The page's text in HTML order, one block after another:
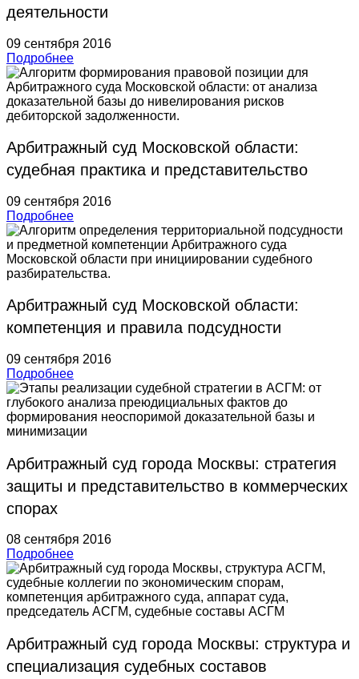
деятельности
09 сентября 2016
Подробнее
Арбитражный суд Московской области:
судебная практика и представительство
09 сентября 2016
Подробнее
Арбитражный суд Московской области:
компетенция и правила подсудности
09 сентября 2016
Подробнее
Арбитражный суд города Москвы: стратегия
защиты и представительство в коммерческих
спорах
08 сентября 2016
Подробнее
Арбитражный суд города Москвы: структура и
специализация судебных составов